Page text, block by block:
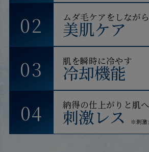
02 ムダ毛ケアをしながら
美肌ケア
03 肌を瞬時に冷やす
冷却機能
04 納得の仕上がりと肌
刺激レス ※刺激